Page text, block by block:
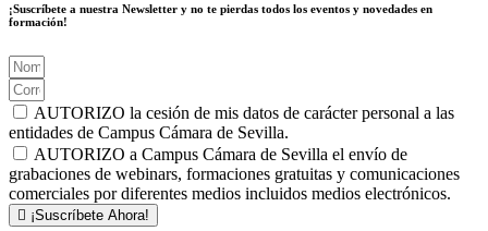
¡Suscríbete a nuestra Newsletter y no te pierdas todos los eventos y novedades en
formación!
AUTORIZO la cesión de mis datos de carácter personal a las
entidades de Campus Cámara de Sevilla.
AUTORIZO a Campus Cámara de Sevilla el envío de
grabaciones de webinars, formaciones gratuitas y comunicaciones
comerciales por diferentes medios incluidos medios electrónicos.
¡Suscríbete Ahora!